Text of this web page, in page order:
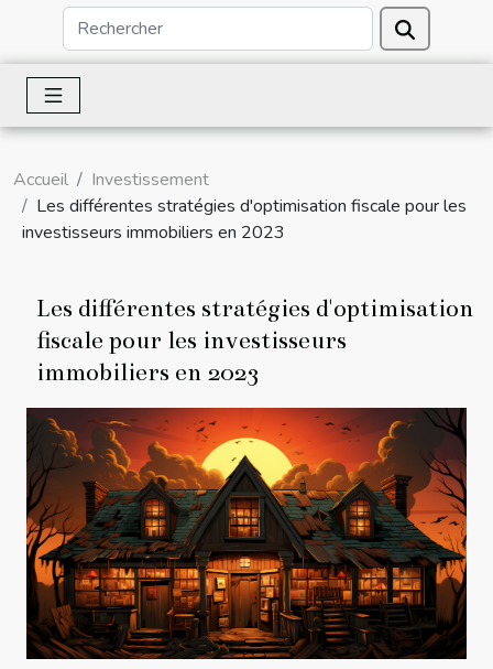
Accueil
Investissement
Les différentes stratégies d'optimisation fiscale pour les
investisseurs immobiliers en 2023
Les différentes stratégies d'optimisation
fiscale pour les investisseurs
immobiliers en 2023